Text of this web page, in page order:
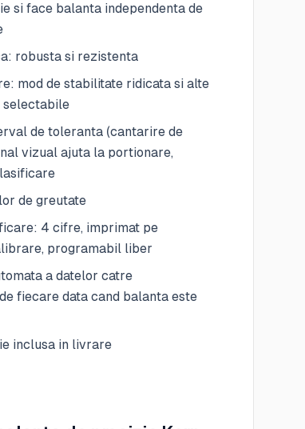
si face balanta independenta de
robusta si rezistenta
mod de stabilitate ridicata si alte
de toleranta (cantarire de
vizual ajuta la portionare,
de greutate
4 cifre, imprimat pe
programabil liber
a datelor catre
fiecare data cand balanta este
inclusa in livrare